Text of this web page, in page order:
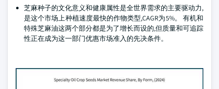
芝麻种子的文化意义和健康属性是全世界需求的主要驱动力,
是这个市场上种植速度最快的作物类型,CAGR为5%。 有机和
特殊芝麻油这两个部分都是为了增长而设的,但质量和可追踪
性正在成为这一部门优惠市场准入的先决条件。